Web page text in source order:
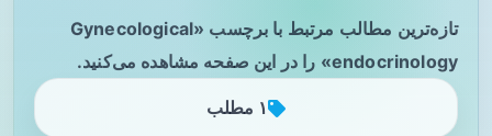
تازه‌ترین مطالب مرتبط با برچسب «Gynecological
endocrinology» را در این صفحه مشاهده می‌کنید.
۱ مطلب